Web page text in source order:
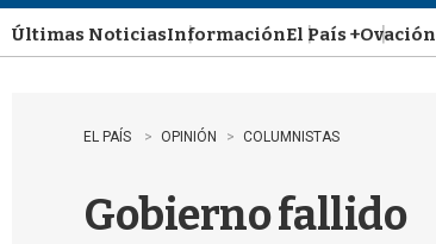
u
Últimas NoticiasInformaciónEl País +Ovación
EL PAÍS OPINIÓN COLUMNISTAS
Gobierno fallido